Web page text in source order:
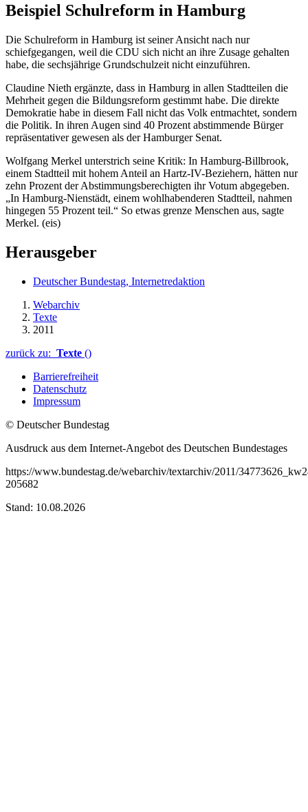
Beispiel Schulreform in Hamburg
Die Schulreform in Hamburg ist seiner Ansicht nach nur
schiefgegangen, weil die CDU sich nicht an ihre Zusage gehalten
habe, die sechsjährige Grundschulzeit nicht einzuführen.
Claudine Nieth ergänzte, dass in Hamburg in allen Stadtteilen die
Mehrheit gegen die Bildungsreform gestimmt habe. Die direkte
Demokratie habe in diesem Fall nicht das Volk entmachtet, sondern
die Politik. In ihren Augen sind 40 Prozent abstimmende Bürger
repräsentativer gewesen als der Hamburger Senat.
Wolfgang Merkel unterstrich seine Kritik: In Hamburg-Billbrook,
einem Stadtteil mit hohem Anteil an Hartz-IV-Beziehern, hätten nur
zehn Prozent der Abstimmungsberechigten ihr Votum abgegeben.
„In Hamburg-Nienstädt, einem wohlhabenderen Stadtteil, nahmen
hingegen 55 Prozent teil.“ So etwas grenze Menschen aus, sagte
Merkel. (eis)
Herausgeber
Deutscher Bundestag, Internetredaktion
Webarchiv
Texte
2011
zurück zu: Texte ()
Barrierefreiheit
Datenschutz
Impressum
© Deutscher Bundestag
Ausdruck aus dem Internet-Angebot des Deutschen Bundestages
https://www.bundestag.de/webarchiv/textarchiv/2011/
205682
Stand: 10.08.2026